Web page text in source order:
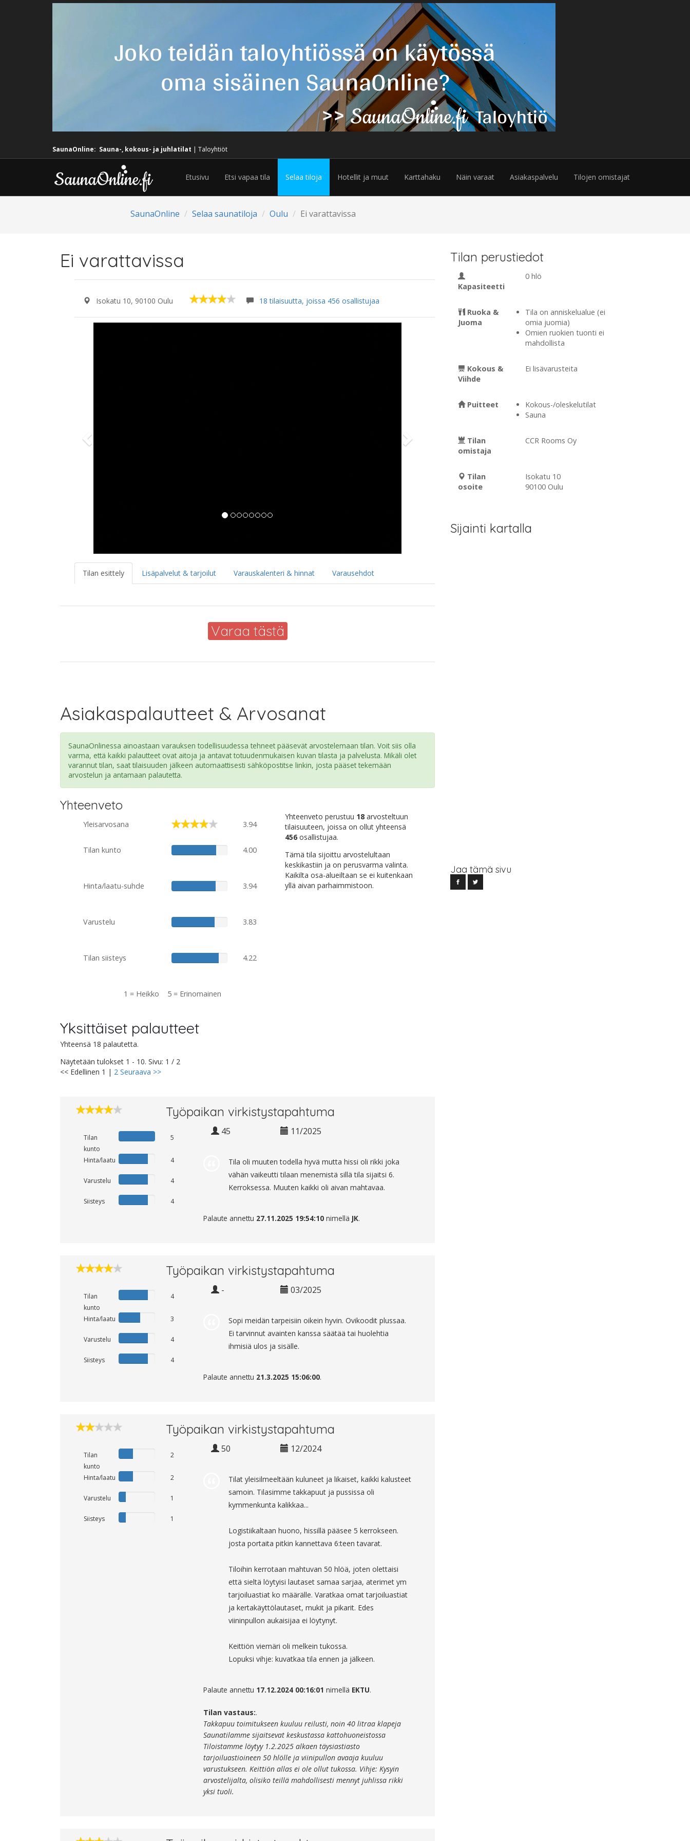
SaunaOnline: Sauna-, kokous- ja juhlatilat | Taloyhtiöt
Etusivu Etsi vapaa tila Selaa tiloja Hotellit ja muut Karttahaku Näin varaat Asiakaspalvelu Tilojen omistajat
SaunaOnline Selaa saunatiloja Oulu Ei varattavissa
Ei varattavissa
Isokatu 10, 90100 Oulu 18 tilaisuutta, joissa 456 osallistujaa
Tilan esittely Lisäpalvelut & tarjoilut Varauskalenteri & hinnat Varausehdot
Varaa tästä
Asiakaspalautteet & Arvosanat
SaunaOnlinessa ainoastaan varauksen todellisuudessa tehneet pääsevät arvostelemaan tilan. Voit siis olla
varma, että kaikki palautteet ovat aitoja ja antavat totuudenmukaisen kuvan tilasta ja palvelusta. Mikäli olet
varannut tilan, saat tilaisuuden jälkeen automaattisesti sähköpostitse linkin, josta pääset tekemään
arvostelun ja antamaan palautetta.
Yhteenveto
Yleisarvosana 3.94
Tilan kunto 4.00
Hinta/laatu-suhde 3.94
Varustelu 3.83
Tilan siisteys 4.22
1 = Heikko 5 = Erinomainen
Yhteenveto perustuu 18 arvosteltuun
tilaisuuteen, joissa on ollut yhteensä
456 osallistujaa.
Tämä tila sijoittu arvostelultaan
keskikastiin ja on perusvarma valinta.
Kaikilta osa-alueiltaan se ei kuitenkaan
yllä aivan parhaimmistoon.
Yksittäiset palautteet
Yhteensä 18 palautetta.
Näytetään tulokset 1 - 10. Sivu: 1 / 2
<< Edellinen 1 | 2 Seuraava >>
Työpaikan virkistystapahtuma
Tilan
kunto
5
Hinta/laatu 4
Varustelu 4
Siisteys 4
45 11/2025
Tila oli muuten todella hyvä mutta hissi oli rikki joka
vähän vaikeutti tilaan menemistä sillä tila sijaitsi 6.
Kerroksessa. Muuten kaikki oli aivan mahtavaa.
Palaute annettu 27.11.2025 19:54:10nimellä JK.
Työpaikan virkistystapahtuma
Tilan
kunto
4
Hinta/laatu 3
Varustelu 4
Siisteys 4
- 03/2025
Sopi meidän tarpeisiin oikein hyvin. Ovikoodit plussaa.
Ei tarvinnut avainten kanssa säätää tai huolehtia
ihmisiä ulos ja sisälle.
Palaute annettu 21.3.2025 15:06:00.
Työpaikan virkistystapahtuma
Tilan
kunto
2
Hinta/laatu 2
Varustelu 1
Siisteys 1
50 12/2024
Tilat yleisilmeeltään kuluneet ja likaiset, kaikki kalusteet
samoin. Tilasimme takkapuut ja pussissa oli
kymmenkunta kalikkaa...
Logistiikaltaan huono, hissillä pääsee 5 kerrokseen.
josta portaita pitkin kannettava 6:teen tavarat.
Tiloihin kerrotaan mahtuvan 50 hlöä, joten olettaisi
että sieltä löytyisi lautaset samaa sarjaa, aterimet ym
tarjoiluastiat ko määrälle. Varatkaa omat tarjoiluastiat
ja kertakäyttölautaset, mukit ja pikarit. Edes
viininpullon aukaisijaa ei löytynyt.
Keittiön viemäri oli melkein tukossa.
Lopuksi vihje: kuvatkaa tila ennen ja jälkeen.
Palaute annettu 17.12.2024 00:16:01 nimellä EKTU.
Tilan vastaus:.
Takkapuu toimitukseen kuuluu reilusti, noin 40 litraa klapeja
Saunatilamme sijaitsevat keskustassa kattohuoneistossa
Tiloistamme löytyy 1.2.2025 alkaen täysiastiasto
tarjoiluastioineen 50 hlölle ja viinipullon avaaja kuuluu
varustukseen. Keittiön allas ei ole ollut tukossa. Vihje: Kysyin
arvostelijalta, olisiko teillä mahdollisesti mennyt juhlissa rikki
yksi tuoli.
Tilan perustiedot
Kapasiteetti
0 hlö
Ruoka &
Juoma
Tila on anniskelualue (ei
omia juomia)
Omien ruokien tuonti ei
mahdollista
Kokous &
Viihde
Ei lisävarusteita
Puitteet
Kokous-/oleskelutilat
Sauna
Tilan
omistaja
CCR Rooms Oy
Tilan
osoite
Isokatu 10
90100 Oulu
Sijainti kartalla
Jaa tämä sivu